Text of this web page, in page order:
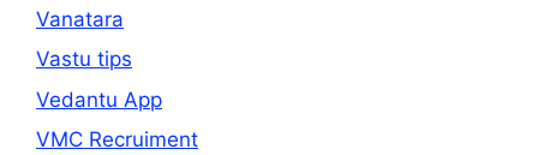
Vanatara
Vastu tips
Vedantu App
VMC Recruiment